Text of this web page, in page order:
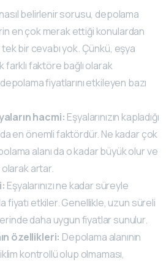
belirlenir sorusu, depolama
en çok merak ettiği konulardan
bir cevabı yok. Çünkü, eşya
farklı faktöre bağlı olarak
fiyatlarını etkileyen bazı
hacmi: Eşyalarınızın kapladığı
en önemli faktördür. Ne kadar çok
alanı da o kadar büyük olur ve
olarak artar.
Eşyalarınızı ne kadar süreyle
fiyatı etkiler. Genellikle, uzun süreli
daha uygun fiyatlar sunulur.
özellikleri: Depolama alanının
kontrollü olup olmaması,